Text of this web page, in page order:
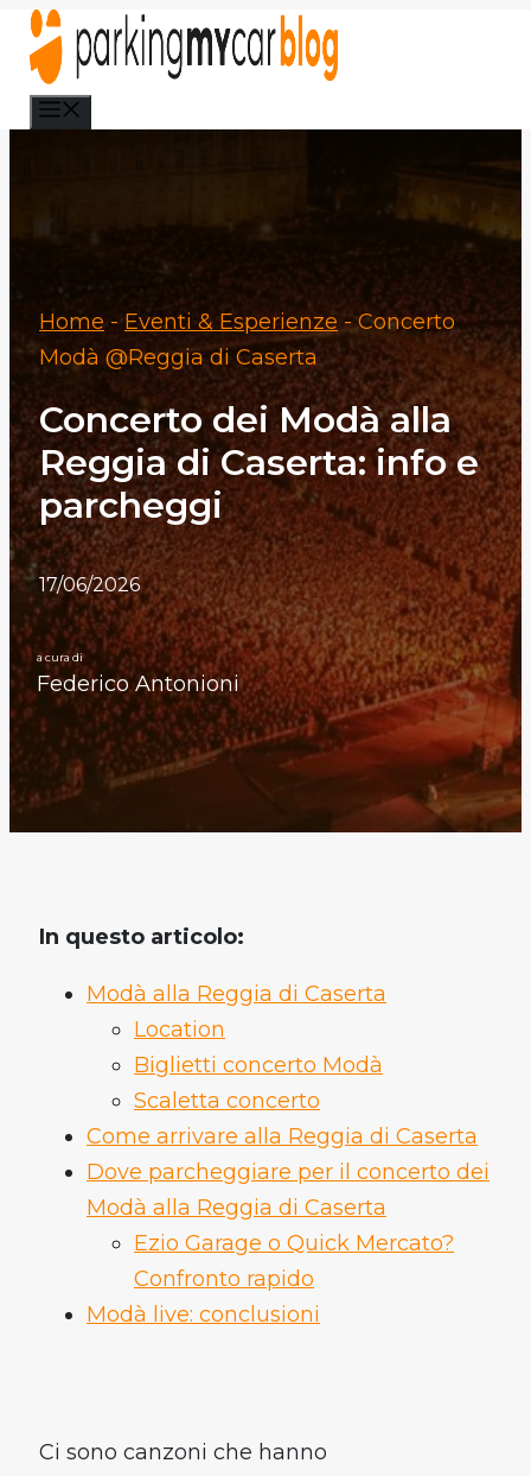
Vai
contenuto
Home - Eventi & Esperienze -Concerto
Modà @Reggia di Caserta
Concerto dei Modà alla
Reggia di Caserta: info e
parcheggi
17/06/2026
a cura di
Federico Antonioni
In questo articolo:
Modà alla Reggia di Caserta
Location
Biglietti concerto Modà
Scaletta concerto
Come arrivare alla Reggia di Caserta
Dove parcheggiare per il concerto dei
Modà alla Reggia di Caserta
Ezio Garage o Quick Mercato?
Confronto rapido
Modà live: conclusioni
Ci sono canzoni che hanno